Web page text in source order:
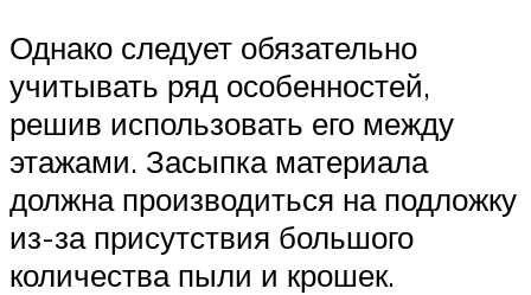
Однако следует обязательно
учитывать ряд особенностей,
решив использовать его между
этажами. Засыпка материала
должна производиться на подложку
из-за присутствия большого
количества пыли и крошек.